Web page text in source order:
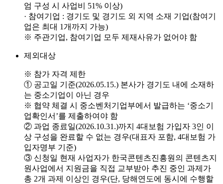
엄 구성 시 사업비 51% 이상)
· 참여기업 : 경기도 및 경기도 외 지역 소재 기업(참여기
업은 최대 1개까지 가능)
※ 주관기업, 참여기업 모두 제재사유가 없어야 함
제외대상
※ 참가 자격 제한
① 공고일 기준(2026.05.15.) 본사가 경기도 내에 소재하
는 중소기업이 아닌 경우
※ 협약 체결 시 중소벤처기업부에서 발급하는 ‘중소기
업확인서’를 제출하여야 함
② 과업 종료일(2026.10.31.)까지 4대보험 가입자 3인 이
상 구성을 완료할 수 없는 경우(대표자 포함, 4대보험 가
입자명부 기준)
③ 신청일 현재 사업자가 한국콘텐츠진흥원의 콘텐츠지
원사업에서 지원금을 직접 교부받아 추진 중인 과제가
총 2개 과제 이상인 경우(단, 당해연도에 동시에 수행할